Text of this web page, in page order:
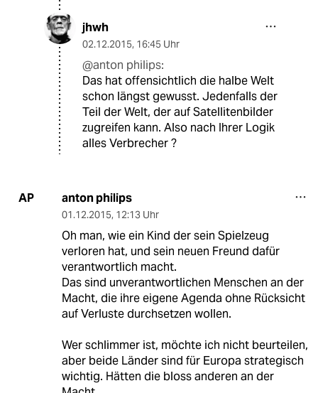
jhwh
02.12.2015, 16:45 Uhr
@anton philips:
Das hat offensichtlich die halbe Welt
schon längst gewusst. Jedenfalls der
Teil der Welt, der auf Satellitenbilder
zugreifen kann. Also nach Ihrer Logik
alles Verbrecher ?
AP anton philips
01.12.2015, 12:13 Uhr
Oh man, wie ein Kind der sein Spielzeug
verloren hat, und sein neuen Freund dafür
verantwortlich macht.
Das sind unverantwortlichen Menschen an der
Macht, die ihre eigene Agenda ohne Rücksicht
auf Verluste durchsetzen wollen.
Wer schlimmer ist, möchte ich nicht beurteilen,
aber beide Länder sind für Europa strategisch
wichtig. Hätten die bloss anderen an der